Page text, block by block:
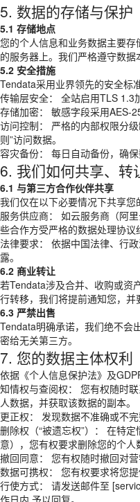
5. 数据的存储与保护
5.1 存储地点
您的个人信息和业务数据主要
的服务器上。我们严格遵守数据
5.2 安全措施
Tendata采用业界领先的安全标
传输层安全： 全站启用TLS 1.3
存储加密： 敏感字段采用AES-
访问控制： 严格的内部权限分
则”访问数据。
容灾备份： 每日自动备份，确保
6. 我们如何共享、转
6.1 与第三方合作伙伴共享
我们仅在以下必要情况下共享您
服务供应商： 如云服务商（阿
些合作方受严格的数据处理协议
法律要求： 依据中国法律、行
露。
6.2 商业转让
若Tendata涉及合并、收购或资
行转移，我们将提前通知您，并
6.3 严禁出售
Tendata明确承诺，我们绝不会
密给无关第三方。
7. 您的数据主体权利
依据《个人信息保护法》及
知情权与查阅权： 您有权随时
人数据，并获取该数据的副本。
更正权： 发现数据不准确或不
删除权（“被遗忘权”）： 在特
意），您有权要求删除您的个人
撤回同意： 您有权随时撤回对营
数据可携权： 您有权要求将您
行使方式： 请发送邮件至